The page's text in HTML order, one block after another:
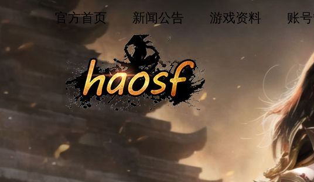
官方首页 新闻公告 游戏资料 账